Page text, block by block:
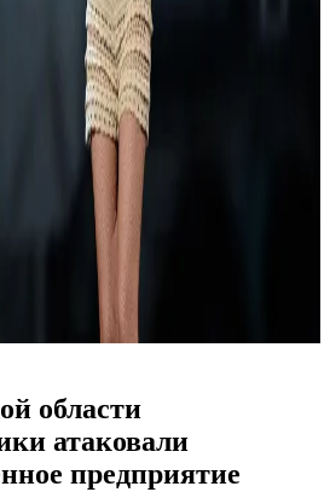
области
атаковали
предприятие